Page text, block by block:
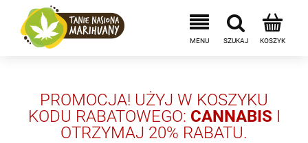
PROMOCJA! UŻYJ W KOSZYKU
KODU RABATOWEGO: CANNABIS I
OTRZYMAJ 20% RABATU.